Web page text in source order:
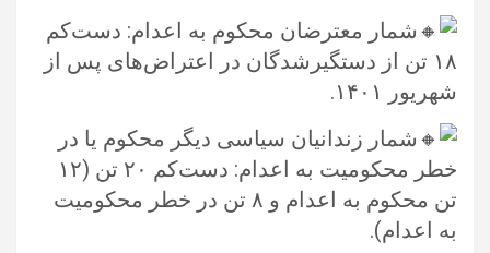
شمار معترضان محکوم به اعدام: دست‌کم
۱۸ تن از دستگیرشدگان در اعتراض‌های پس از
شهریور ۱۴۰۱.‏
شمار زندانیان سیاسی دیگر محکوم یا در
خطر محکومیت به اعدام: دست‌کم ۲۰ تن (۱۲
تن محکوم به اعدام و ۸ تن در خطر محکومیت
به ‏اعدام).‏